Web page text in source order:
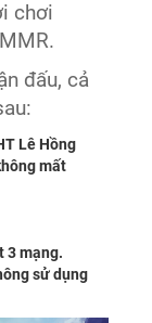
chơi
đấu, cả
Lê Hồng
mất
3 mạng.
sử dụng